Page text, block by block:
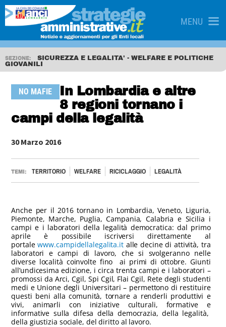
MENU
SEZIONE:
SICUREZZA E LEGALITA' - WELFARE E POLITICHE
GIOVANILI
NO MAFIE
In Lombardia e altre
8 regioni tornano i
campi della legalità
30 Marzo 2016
TEMI: TERRITORIO WELFARE RICICLAGGIO LEGALITÀ
Anche per il 2016 tornano in Lombardia, Veneto, Liguria,
Piemonte, Marche, Puglia, Campania, Calabria e Sicilia i
campi e i laboratori della legalità democratica: dal primo
aprile è possibile iscriversi direttamente al
portalewww.campidellalegalita.italle decine di attività, tra
laboratori e campi di lavoro, che si svolgeranno nelle
diverse località coinvolte fino ai primi di ottobre. Giunti
all’undicesima edizione, i circa trenta campi e i laboratori –
promossi da Arci, Cgil, Spi Cgil, Flai Cgil, Rete degli studenti
medi e Unione degli Universitari – permettono di restituire
questi beni alla comunità, tornare a renderli produttivi e
vivi, animarli con iniziative culturali, formative e
informative sulla difesa della democrazia, della legalità,
della giustizia sociale, del diritto al lavoro.